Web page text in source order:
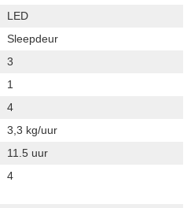
LED
Sleepdeur
3
1
4
3,3 kg/uur
11.5 uur
4